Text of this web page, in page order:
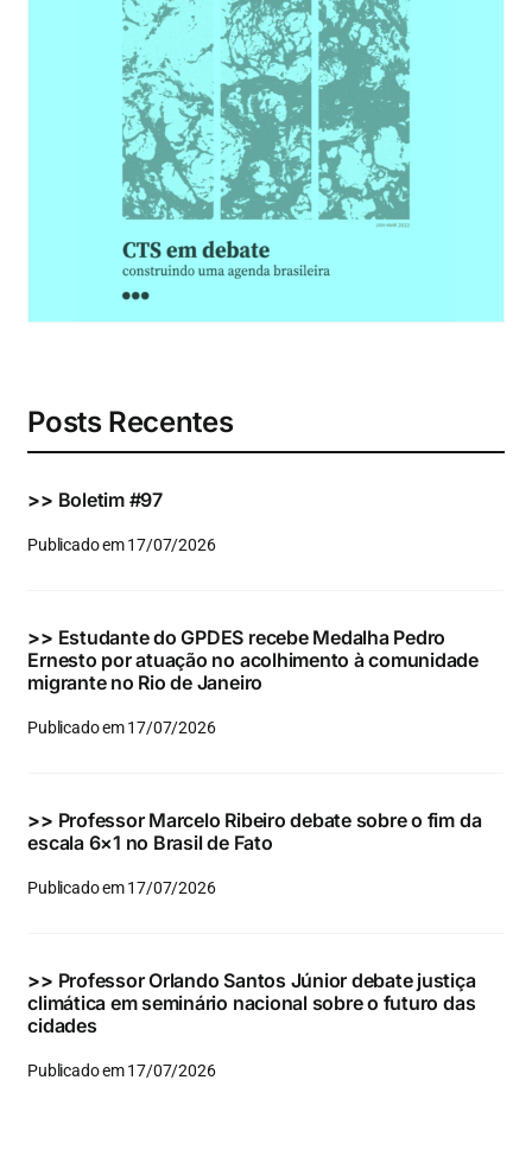
Eventos e Certificados
Comunicação
Posts Recentes
>> Boletim #97
Publicado em 17/07/2026
>> Estudante do GPDES recebe Medalha Pedro
Ernesto por atuação no acolhimento à comunidade
migrante no Rio de Janeiro
Publicado em 17/07/2026
>> Professor Marcelo Ribeiro debate sobre o fim da
escala 6×1 no Brasil de Fato
Publicado em 17/07/2026
>> Professor Orlando Santos Júnior debate justiça
climática em seminário nacional sobre o futuro das
cidades
Publicado em 17/07/2026